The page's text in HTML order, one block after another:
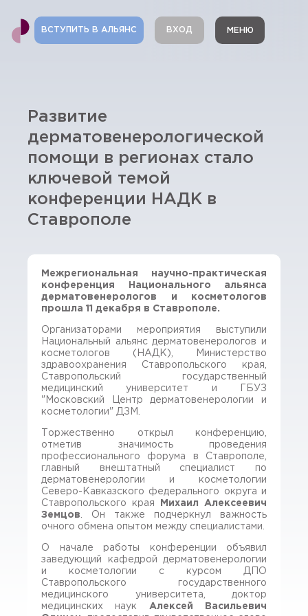
Развитие
дерматовенерологической
помощи в регионах стало
ключевой темой
конференции НАДК в
Ставрополе
Межрегиональная научно-практическая
конференция Национального альянса
дерматовенерологов и косметологов
прошла 11 декабря в Ставрополе.
Организаторами мероприятия выступили
Национальный альянс дерматовенерологов и
косметологов (НАДК), Министерство
здравоохранения Ставропольского края,
Ставропольский государственный
медицинский университет и ГБУЗ
"Московский Центр дерматовенерологии и
косметологии" ДЗМ.
Торжественно открыл конференцию,
отметив значимость проведения
профессионального форума в Ставрополе,
главный внештатный специалист по
дерматовенерологии и косметологии
Северо-Кавказского федерального округа и
Ставропольского края
Михаил Алексеевич
Земцов . Он также подчеркнул важность
очного обмена опытом между специалистами.
О начале работы конференции объявил
заведующий кафедрой дерматовенерологии
и косметологии с курсом ДПО
Ставропольского государственного
медицинского университета, доктор
медицинских наук
Алексей Васильевич
ВСТУПИТЬ В АЛЬЯНС ВХОД МЕНЮ